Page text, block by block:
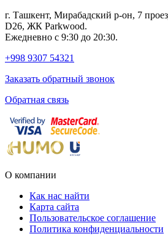
г. Ташкент, Мирабадский р-он, 7
D26, ЖК Раrkwood.
Ежедневно с 9:30 до 20:30.
+998 9307 54321
Заказать обратный звонок
Обратная связь
О компании
Как нас найти
Карта сайта
Пользовательское соглашение
Политика конфиденциальности